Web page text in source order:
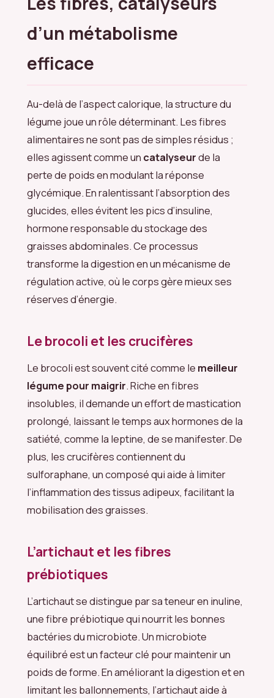
d’un métabolisme
efficace
Au-delà de l’aspect calorique, la structure du
légume joue un rôle déterminant. Les fibres
alimentaires ne sont pas de simples résidus ;
elles agissent comme un catalyseurde la
perte de poids en modulant la réponse
glycémique. En ralentissant l’absorption des
glucides, elles évitent les pics d’insuline,
hormone responsable du stockage des
graisses abdominales. Ce processus
transforme la digestion en un mécanisme de
régulation active, où le corps gère mieux ses
réserves d’énergie.
Le brocoli et les crucifères
Le brocoli est souvent cité comme le meilleur
légume pour maigrir. Riche en fibres
insolubles, il demande un effort de mastication
prolongé, laissant le temps aux hormones de la
satiété, comme la leptine, de se manifester. De
plus, les crucifères contiennent du
sulforaphane, un composé qui aide à limiter
l’inflammation des tissus adipeux, facilitant la
mobilisation des graisses.
L’artichaut et les fibres
prébiotiques
L’artichaut se distingue par sa teneur en inuline,
une fibre prébiotique qui nourrit les bonnes
bactéries du microbiote. Un microbiote
équilibré est un facteur clé pour maintenir un
poids de forme. En améliorant la digestion et en
limitant les ballonnements, l’artichaut aide à